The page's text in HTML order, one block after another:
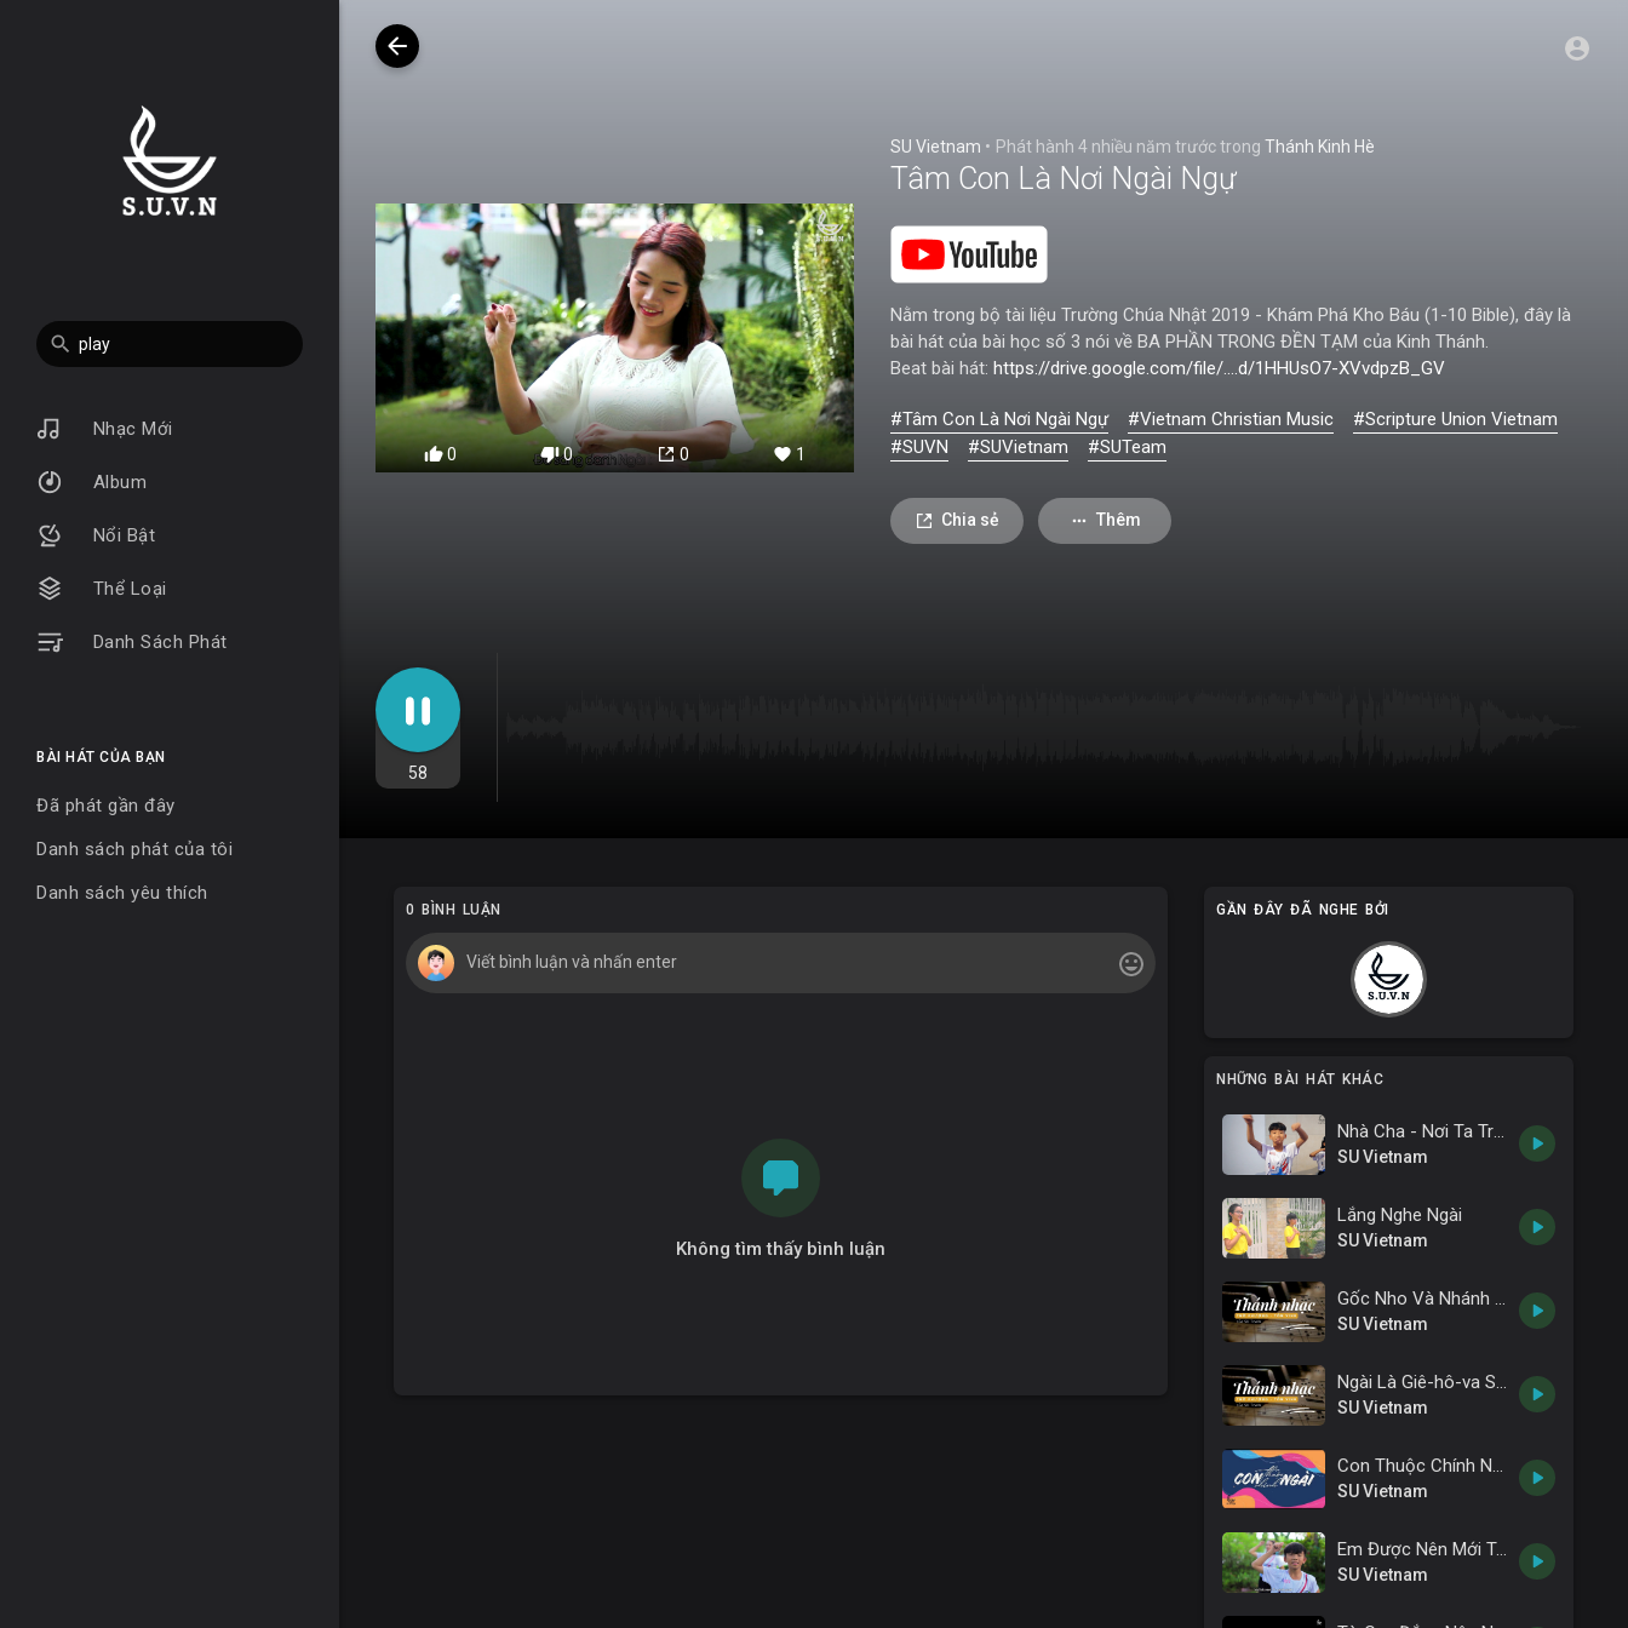
Nhạc Mới
Album
Nổi Bật
Thể Loại
Danh Sách Phát
BÀI HÁT CỦA BẠN
Đã phát gần đây
Danh sách phát của tôi
Danh sách yêu thích
0 0 0 1
SU Vietnam • Phát hành 4 nhiều năm trướctrong Thánh Kinh Hè
Tâm Con Là Nơi Ngài Ngự
Nằm trong bộ tài liệu Trường Chúa Nhật 2019 - Khám Phá Kho Báu (1-10 Bible), đây là
bài hát của bài học số 3 nói về BA PHẦN TRONG ĐỀN TẠM của Kinh Thánh.
Beat bài hát: https://drive.google.com/file/....d/1HHUsO7-XVvdpzB_GV
#Tâm Con Là Nơi Ngài Ngự #Vietnam Christian Music
#Scripture Union Vietnam
#SUVN
#SUVietnam #SUTeam
Chia sẻ Thêm
58
0 BÌNH LUẬN
Không tìm thấy bình luận
GẦN ĐÂY ĐÃ NGHE BỞI
NHỮNG BÀI HÁT KHÁC
Nhà Cha - Nơi Ta Trở Về
SU Vietnam
Lắng Nghe Ngài
SU Vietnam
Gốc Nho Và Nhánh Nho
SU Vietnam
Ngài Là Giê-hô-va Sam-ma
SU Vietnam
Con Thuộc Chính Ngài
SU Vietnam
Em Được Nên Mới Trong Cha
SU Vietnam